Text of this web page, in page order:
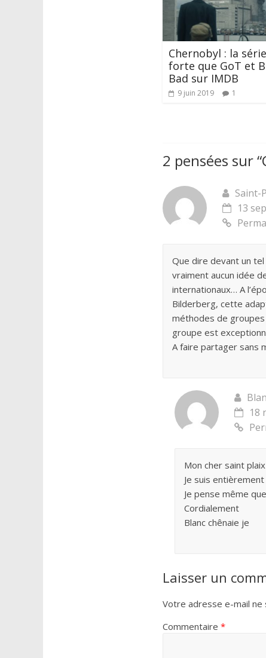
Chernobyl : la
forte que GoT et
Bad sur IMDB
9 juin 2019 1
2 pensées sur “
Saint-
13
Que dire devant un
vraiment aucun idée
internationaux… A
Bilderberg, cette
méthodes de groupes
groupe est
A faire partager sans
18
Mon cher saint plaix
Je suis entièrement
Je pense même
Cordialement
Blanc chênaie je
Laisser un
Votre adresse e-mail ne
Commentaire *